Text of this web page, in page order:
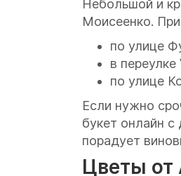
Небольшой и
Моисеенко.
по улице
в
по улице
Если нужно
букет онлайн
порадует
Цветы от